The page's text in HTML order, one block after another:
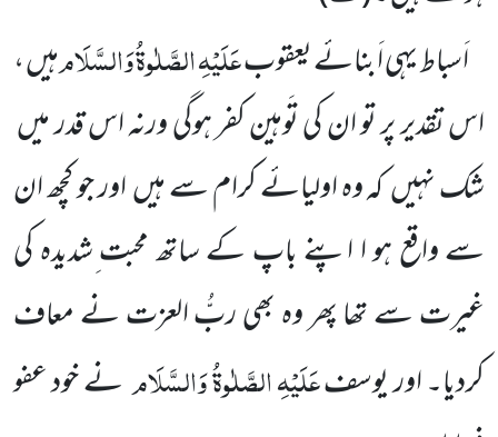
اَسباط یہی اَبنائے یعقوبعَلَیْہِ الصَّلٰوۃُ وَالسَّلَامہیں ،
اس تقدیر پر تو ان کی تَوہین کفر ہوگی ورنہ اس قدر میں
شک نہیں کہ وہ اولیائے کرام سے ہیں اور جو کچھ ان
سے واقع ہو ا اپنے باپ کے ساتھ محبت ِشدیدہ کی
غیرت سے تھا پھر وہ بھی ربُّ العزت نے معاف
کردیا۔ اور یوسفعَلَیْہِ الصَّلٰوۃُ وَالسَّلَام نے خود عفو